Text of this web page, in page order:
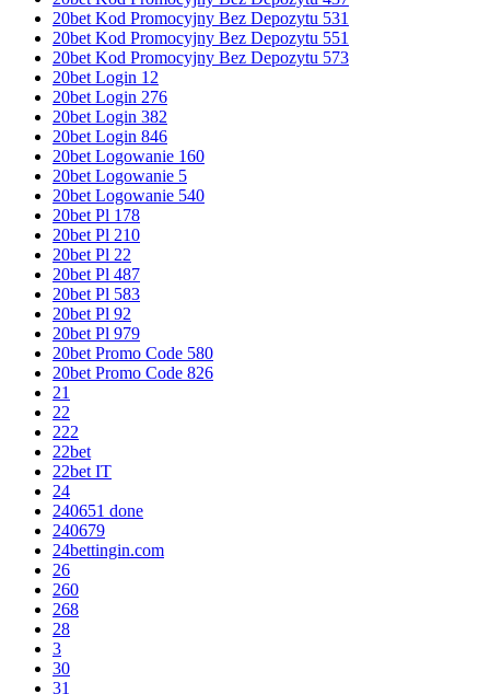
20bet Kod Promocyjny Bez Depozytu 531
20bet Kod Promocyjny Bez Depozytu 551
20bet Kod Promocyjny Bez Depozytu 573
20bet Login 12
20bet Login 276
20bet Login 382
20bet Login 846
20bet Logowanie 160
20bet Logowanie 5
20bet Logowanie 540
20bet Pl 178
20bet Pl 210
20bet Pl 22
20bet Pl 487
20bet Pl 583
20bet Pl 92
20bet Pl 979
20bet Promo Code 580
20bet Promo Code 826
21
22
222
22bet
22bet IT
24
240651 done
240679
24bettingin.com
26
260
268
28
3
30
31